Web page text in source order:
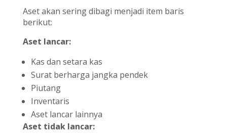
Aset akan sering dibagi menjadi item baris
berikut:
Aset lancar:
Kas dan setara kas
Surat berharga jangka pendek
Piutang
Inventaris
Aset lancar lainnya
Aset tidak lancar: